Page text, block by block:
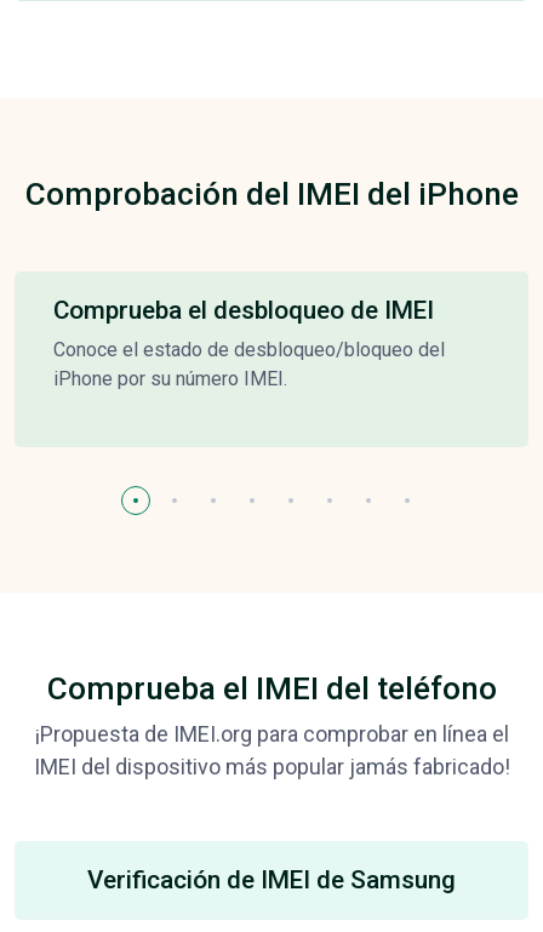
Comprobación del IMEI del iPhone
Comprueba el desbloqueo de IMEI
Conoce el estado de desbloqueo/bloqueo del
iPhone por su número IMEI.
Comprueba el IMEI del teléfono
¡Propuesta de IMEI.org para comprobar en línea el
IMEI del dispositivo más popular jamás fabricado!
Verificación de IMEI de Samsung